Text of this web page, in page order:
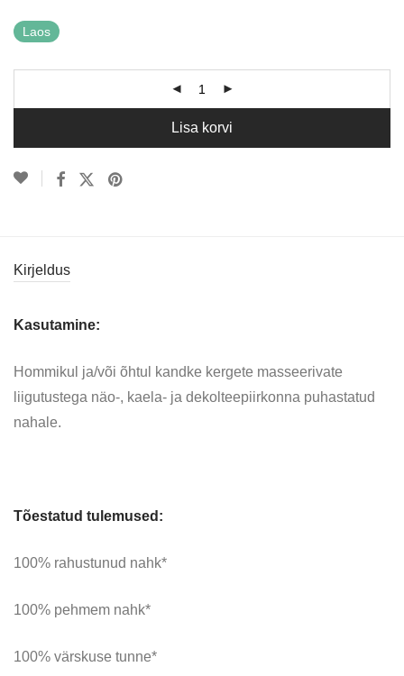
Laos
Lisa korvi
Kirjeldus
Kasutamine:
Hommikul ja/või õhtul kandke kergete masseerivate
liigutustega näo-, kaela- ja dekolteepiirkonna puhastatud
nahale.
Tõestatud tulemused:
100% rahustunud nahk*
100% pehmem nahk*
100% värskuse tunne*